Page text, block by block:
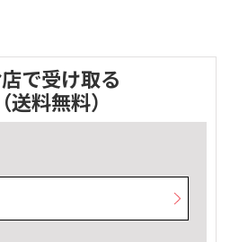
で受け取る
（送料無料）